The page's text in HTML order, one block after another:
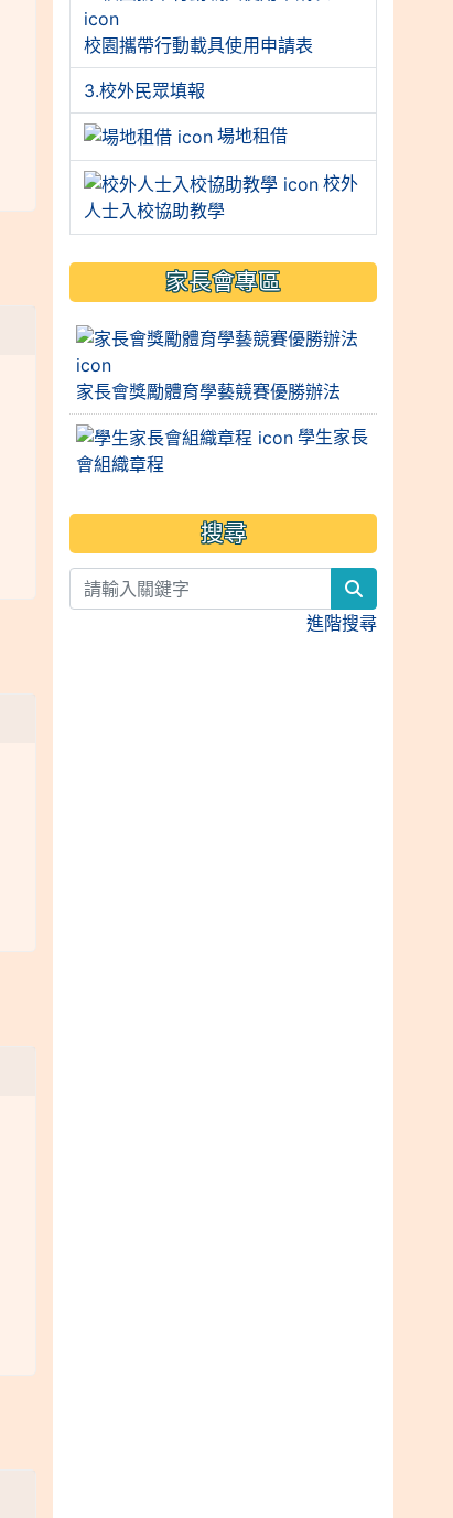
校園攜帶行動載具使用申請表
3.校外民眾填報
場地租借
校外
人士入校協助教學
家長會專區
家長會獎勵體育學藝競賽優勝辦法
學生家長
會組織章程
搜尋
進階搜尋